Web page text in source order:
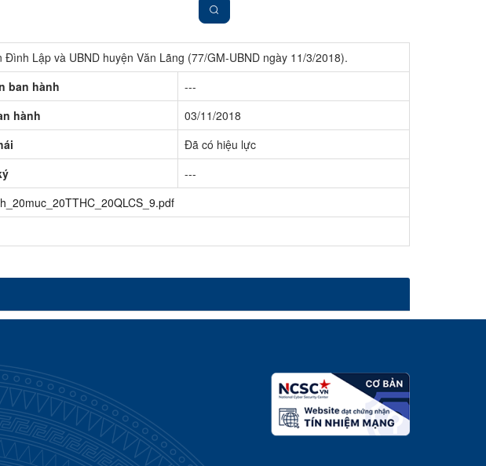
Lập và UBND huyện Văn Lãng (77/GM-UBND ngày 11/3/2018).
ban hành
---
hành
03/11/2018
Đã có hiệu lực
---